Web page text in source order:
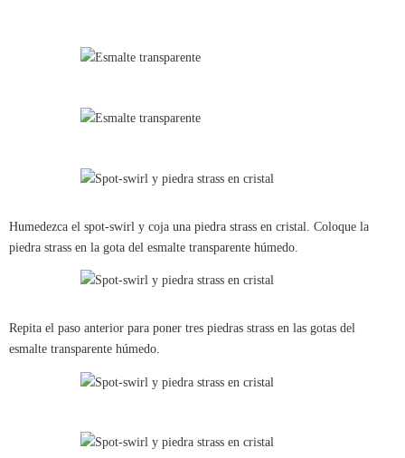
Humedezca el spot-swirl y coja una piedra strass en cristal. Coloque la
piedra strass en la gota del esmalte transparente húmedo.
Repita el paso anterior para poner tres piedras strass en las gotas del
esmalte transparente húmedo.